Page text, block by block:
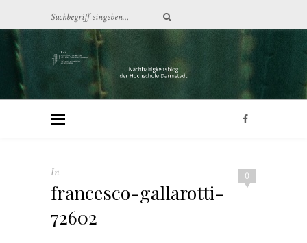
0
In
francesco-gallarotti-
72602